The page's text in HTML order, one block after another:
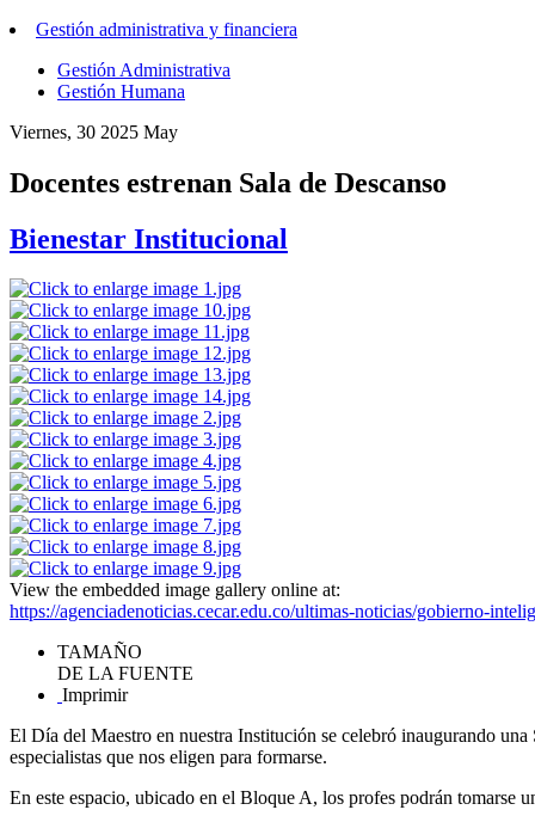
Gestión administrativa y financiera
Gestión Administrativa
Gestión Humana
Viernes, 30 2025 May
Docentes estrenan Sala de Descanso
Bienestar Institucional
View the embedded image gallery online at:
https://agenciadenoticias.cecar.edu.co/ultimas-noticias/gobierno-
TAMAÑO
DE LA FUENTE
Imprimir
El Día del Maestro en nuestra Institución se celebró inaugurando
especialistas que nos eligen para formarse.
En este espacio, ubicado en el Bloque A, los profes podrán tomarse